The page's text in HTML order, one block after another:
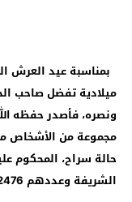
ميلادية تفضل صاحب
ونصره، فأصدر حفظه
مجموعة من الأشخاص
حالة سراح، المحكوم
الشريفة وعددهم 2476 شخصا.